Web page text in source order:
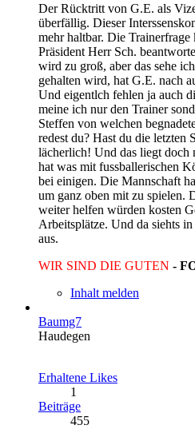
Der Rücktritt von G.E. als
überfällig. Dieser
mehr haltbar. Die
Präsident Herr Sch.
wird zu groß, aber das sehe
gehalten wird, hat G.E. nach
Und eigentlch fehlen ja auch
meine ich nur den Trainer
Steffen von welchen
redest du? Hast du die letzten
lächerlich! Und das liegt doch
hat was mit fussballerischen
bei einigen. Die Mannschaft
um ganz oben mit zu spielen.
weiter helfen würden kosten
Arbeitsplätze. Und da siehts
aus.
WIR SIND DIE GUTEN -
Inhalt melden
Baumg7
Haudegen
Erhaltene Likes
1
Beiträge
455